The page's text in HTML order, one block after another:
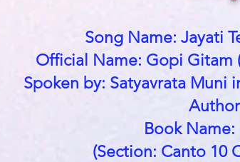
Song Name: Jayati
Official Name: Gopi Gitam
Spoken by: Satyavrata Muni
Book Name:
(Section: Canto 10